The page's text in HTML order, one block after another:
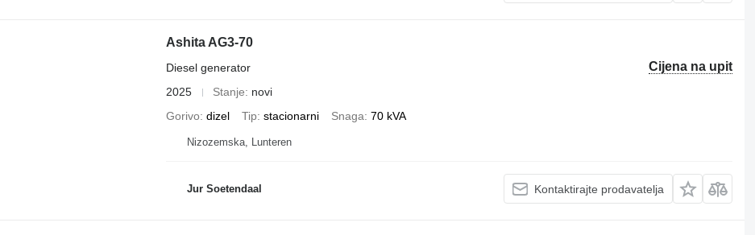
Ashita AG3-70
Cijena na upit
Diesel generator
2025
Stanje
novi
Gorivo dizel Tip stacionarni Snaga 70 kVA
Nizozemska, Lunteren
Jur Soetendaal Kontaktirajte prodavatelja